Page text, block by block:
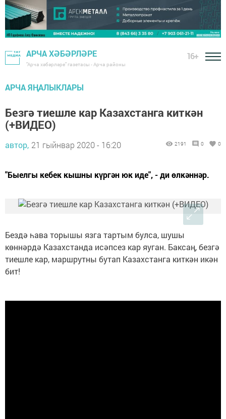
АРЧА ХӘБӘРЛӘРЕ
"Арча хәбәрләре" газетасы - Арча районы
16+
АРЧА ЯҢАЛЫКЛАРЫ
Безгә тиешле кар Казахстанга киткән
(+ВИДЕО)
автор, 21 гыйнвар 2020 - 16:20 2191 0 0
"Быелгы кебек кышны күргән юк иде", - ди өлкәннәр.
Бездә һава торышы язга тартым булса, шушы
көннәрдә Казахстанда исәпсез кар яуган. Баксаң, безгә
тиешле кар, маршрутны бутап Казахстанга киткән икән
бит!